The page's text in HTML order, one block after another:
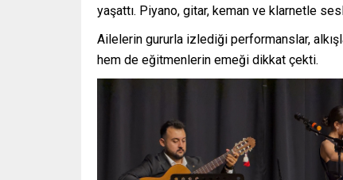
yaşattı. Piyano, gitar, keman ve klarnetle
Ailelerin gururla izlediği performanslar,
hem de eğitmenlerin emeği dikkat çekti.